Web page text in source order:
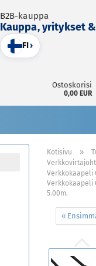
B2B-kauppa
Kauppa, yritykset
FI›
Ostoskorisi
0,00 EUR
Kotisivu »
Verkkokaapeli
Verkkokaapeli
5.00m.
«